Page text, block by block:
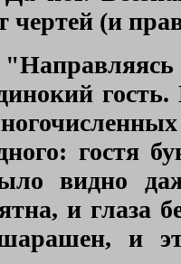
чертей (и
гостя
видно
и глаза
и